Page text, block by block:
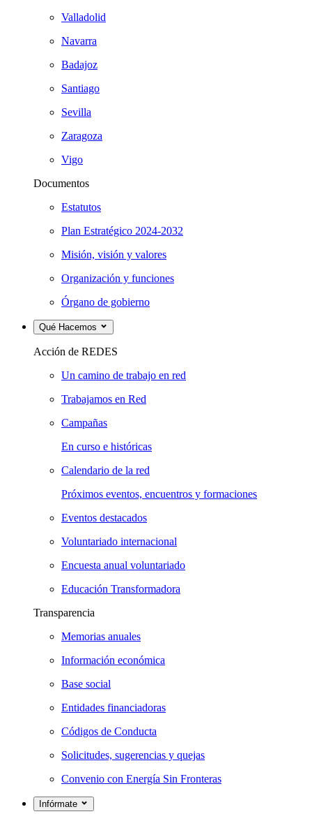
Valladolid
Navarra
Badajoz
Santiago
Sevilla
Zaragoza
Vigo
Documentos
Estatutos
Plan Estratégico 2024-2032
Misión, visión y valores
Organización y funciones
Órgano de gobierno
Qué Hacemos
Acción de REDES
Un camino de trabajo en red
Trabajamos en Red
Campañas
En curso e históricas
Calendario de la red
Próximos eventos, encuentros y formaciones
Eventos destacados
Voluntariado internacional
Encuesta anual voluntariado
Educación Transformadora
Transparencia
Memorias anuales
Información económica
Base social
Entidades financiadoras
Códigos de Conducta
Solicitudes, sugerencias y quejas
Convenio con Energía Sin Fronteras
Infórmate